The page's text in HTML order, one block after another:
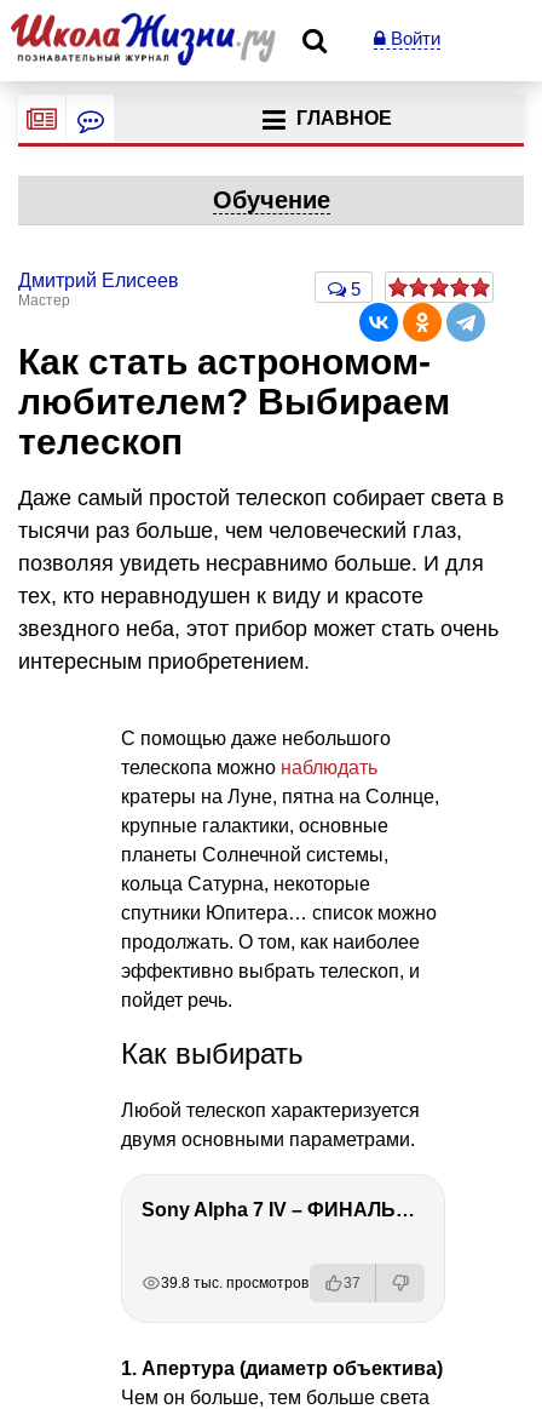
Войти
ГЛАВНОЕ
Обучение
Дмитрий Елисеев
Мастер
5
Как стать астрономом-
любителем? Выбираем
телескоп
Даже самый простой телескоп собирает света в
тысячи раз больше, чем человеческий глаз,
позволяя увидеть несравнимо больше. И для
тех, кто неравнодушен к виду и красоте
звездного неба, этот прибор может стать очень
интересным приобретением.
С помощью даже небольшого
телескопа можно наблюдать
кратеры на Луне, пятна на Солнце,
крупные галактики, основные
планеты Солнечной системы,
кольца Сатурна, некоторые
спутники Юпитера… список можно
продолжать. О том, как наиболее
эффективно выбрать телескоп, и
пойдет речь.
Как выбирать
Любой телескоп характеризуется
двумя основными параметрами.
Sony Alpha 7 IV – ФИНАЛЬНЫЙ ОБЗОР
39.8 тыс. просмотров 37
1. Апертура (диаметр объектива)
Чем он больше, тем больше света